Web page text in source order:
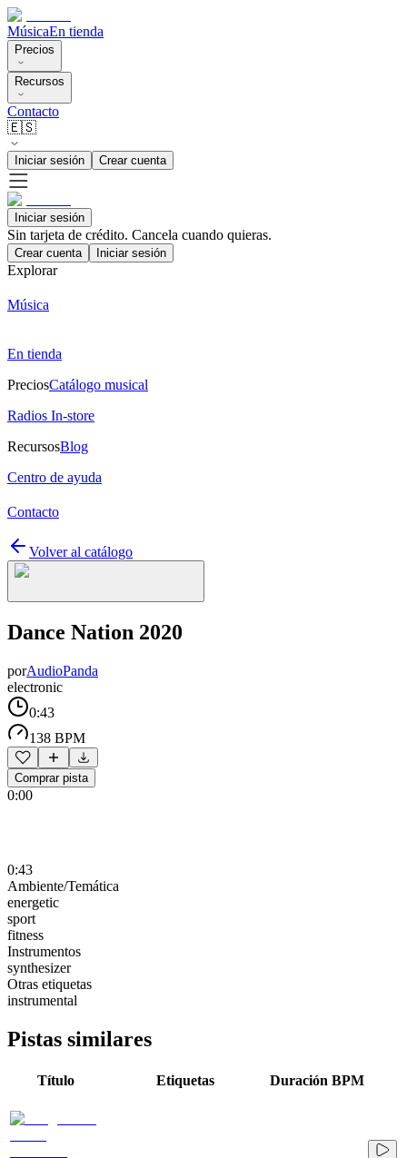
MúsicaEn tienda
Precios
Recursos
Contacto
🇪🇸
Iniciar sesión Crear cuenta
Iniciar sesión
Sin tarjeta de crédito. Cancela cuando quieras.
Crear cuenta Iniciar sesión
Explorar
Música
En tienda
PreciosCatálogo musical
Radios In-store
RecursosBlog
Centro de ayuda
Contacto
Volver al catálogo
Dance Nation 2020
porAudioPanda
electronic
0:43
138 BPM
Comprar pista
0:00
0:43
Ambiente/Temática
energetic
sport
fitness
Instrumentos
synthesizer
Otras etiquetas
instrumental
Pistas similares
Título Etiquetas Duración BPM